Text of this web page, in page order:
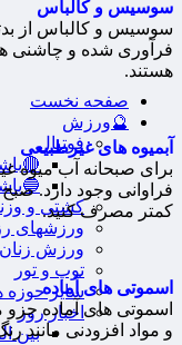
صفحه نخست
🔮ورزش
فوتبال
کشتی و
ورزشهای
ورزش زنان
توپ و تور
سایر حوزه
اخبار روز
بین
سوسیس و کالباس
سوسیس و کالباس از
فرآوری شده و چاشنی
هستند.
آبمیوه های غیرطبیعی
برای صبحانه آب میوه
فراوانی وجود دارد.
کمتر مصرف کنید.
اسموتی های آماده
اسموتی های آماده جزو
و مواد افزودنی مانند